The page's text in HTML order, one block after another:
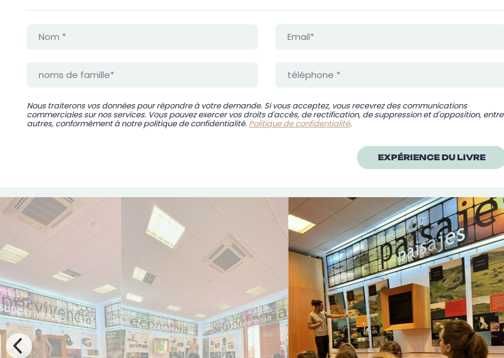
Nous traiterons vos données pour répondre à votre demande. Si vous acceptez, vous recevrez des communications
commerciales sur nos services. Vous pouvez exercer vos droits d'accès, de rectification, de suppression et d'opposition, entre
autres, conformément à notre politique de confidentialité. Politique de confidentialité.
EXPÉRIENCE DU LIVRE